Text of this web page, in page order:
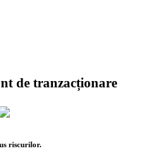
de tranzacționare
riscurilor.